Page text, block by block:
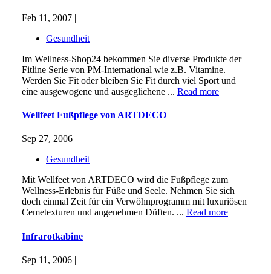
Feb 11, 2007 |
Gesundheit
Im Wellness-Shop24 bekommen Sie diverse Produkte der
Fitline Serie von PM-International wie z.B. Vitamine.
Werden Sie Fit oder bleiben Sie Fit durch viel Sport und
eine ausgewogene und ausgeglichene ... Read more
Wellfeet Fußpflege von ARTDECO
Sep 27, 2006 |
Gesundheit
Mit Wellfeet von ARTDECO wird die Fußpflege zum
Wellness-Erlebnis für Füße und Seele. Nehmen Sie sich
doch einmal Zeit für ein Verwöhnprogramm mit luxuriösen
Cemetexturen und angenehmen Düften. ... Read more
Infrarotkabine
Sep 11, 2006 |